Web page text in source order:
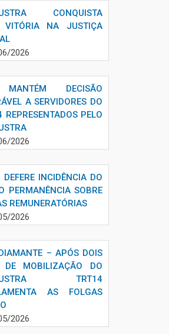
CONQUISTA
VITÓRIA NA JUSTIÇA
2026
DECISÃO
A SERVIDORES DO
REPRESENTADOS PELO
2026
INCIDÊNCIA DO
PERMANÊNCIA SOBRE
REMUNERATÓRIAS
2026
– APÓS DOIS
DE MOBILIZAÇÃO DO
TRT14
AS FOLGAS
2026